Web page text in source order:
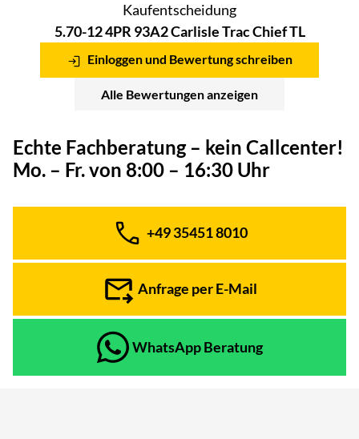
Kaufentscheidung
5.70-12 4PR 93A2 Carlisle Trac Chief TL
Einloggen und Bewertung schreiben
Alle Bewertungen anzeigen
Echte Fachberatung – kein Callcenter!
Mo. – Fr. von 8:00 – 16:30 Uhr
Telefon:
+49 35451 8010
Anfrage per E-Mail
WhatsApp Beratung